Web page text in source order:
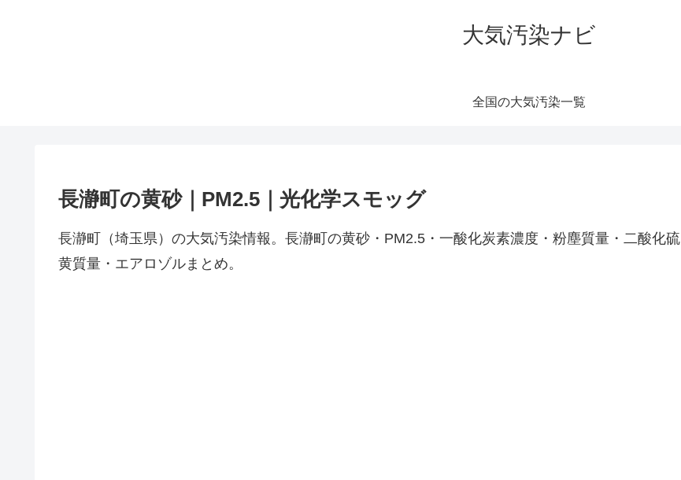
大気汚染ナビ
全国の大気汚染一覧
長瀞町の黄砂｜PM2.5｜光化学スモッグ
長瀞町（埼玉県）の大気汚染情報。長瀞町の黄砂・PM2.5・一酸化炭素濃度・粉塵質量・二酸化硫
黄質量・エアロゾルまとめ。